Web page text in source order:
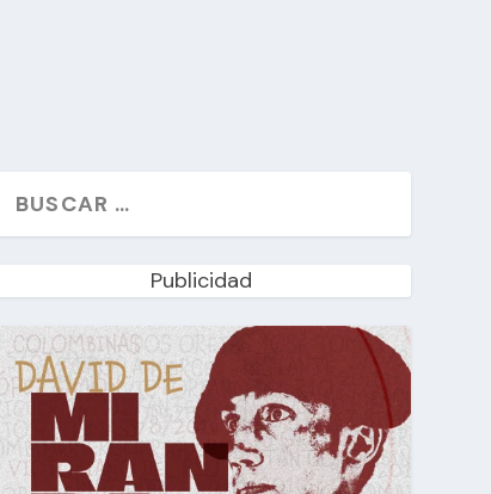
Publicidad